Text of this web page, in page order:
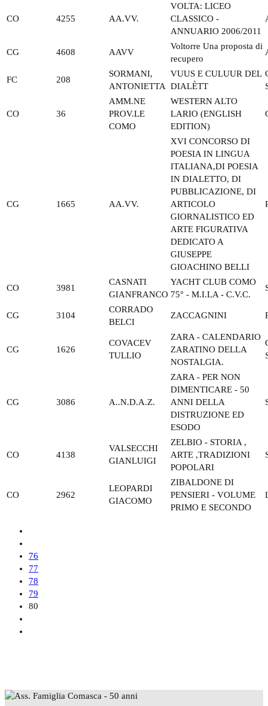
CO 4255 AA.VV.
VOLTA: LICEO
CLASSICO -
ANNUARIO 2006/2011
CG 4608 AAVV
Voltorre Una proposta di
recupero
FC 208
SORMANI,
ANTONIETTA
VUUS E CULUUR DEL
DIALÈTT
CO 36
AMM.NE
PROV.LE
COMO
WESTERN ALTO
LARIO (ENGLISH
EDITION)
CG 1665 AA.VV.
XVI CONCORSO DI
POESIA IN LINGUA
ITALIANA,DI POESIA
IN DIALETTO, DI
PUBBLICAZIONE, DI
ARTICOLO
GIORNALISTICO ED
ARTE FIGURATIVA
DEDICATO A
GIUSEPPE
GIOACHINO BELLI
CO 3981
CASNATI
GIANFRANCO
YACHT CLUB COMO
75° - M.I.LA - C.V.C.
CG 3104
CORRADO
BELCI
ZACCAGNINI
CG 1626
COVACEV
TULLIO
ZARA - CALENDARIO
ZARATINO DELLA
NOSTALGIA.
CG 3086 A..N.D.A.Z.
ZARA - PER NON
DIMENTICARE - 50
ANNI DELLA
DISTRUZIONE ED
ESODO
CO 4138
VALSECCHI
GIANLUIGI
ZELBIO - STORIA ,
ARTE ,TRADIZIONI
POPOLARI
CO 2962
LEOPARDI
GIACOMO
ZIBALDONE DI
PENSIERI - VOLUME
PRIMO E SECONDO
76
77
78
79
80